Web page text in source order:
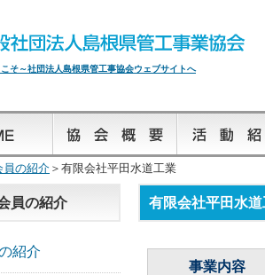
こそ～社団法人島根県管工事協会ウェブサイトへ
員の紹介 ＞有限会社平田水道工業
員の紹介
紹介
有限会社平田水
事業内容